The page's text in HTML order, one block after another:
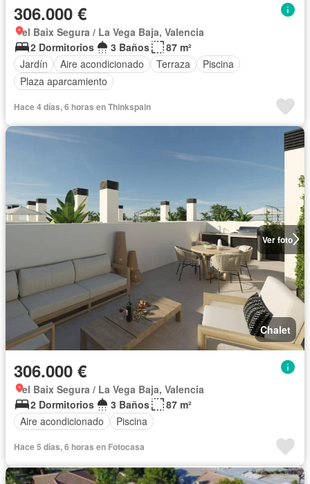
306.000 €
el Baix Segura / La Vega Baja, Valencia
2 Dormitorios
3 Baños
87 m²
Jardín
Aire acondicionado Terraza
Piscina
Plaza aparcamiento
Hace 4 días, 6 horas en Thinkspain
Ver foto
Chalet
306.000 €
el Baix Segura / La Vega Baja, Valencia
2 Dormitorios
3 Baños
87 m²
Aire acondicionado
Piscina
Hace 5 días, 6 horas en Fotocasa